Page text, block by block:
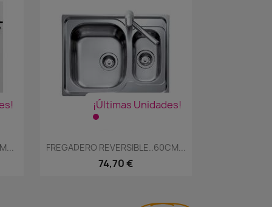
¡Últimas Unidades!
Vista rápida
FREGADERO REVERSIBLE..60CM...
74,70 €